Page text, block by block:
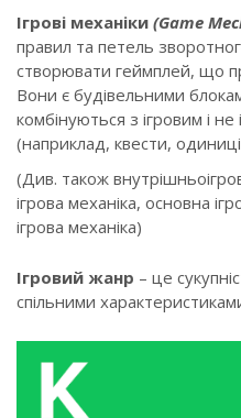
Ігрові механіки (Game
правил та петель
створювати геймплей, що
Вони є будівельними
комбінуються з ігровим і
(наприклад, квести,
(Див. також
ігрова механіка, основна
ігрова механіка)
Ігровий жанр – це
спільними